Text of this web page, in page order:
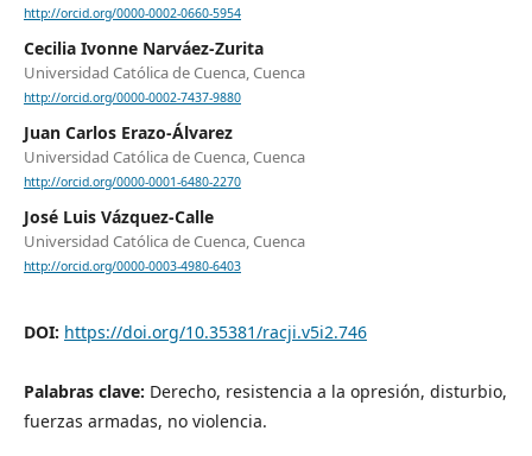
http://orcid.org/0000-0002-0660-5954
Cecilia Ivonne Narváez-Zurita
Universidad Católica de Cuenca, Cuenca
http://orcid.org/0000-0002-7437-9880
Juan Carlos Erazo-Álvarez
Universidad Católica de Cuenca, Cuenca
http://orcid.org/0000-0001-6480-2270
José Luis Vázquez-Calle
Universidad Católica de Cuenca, Cuenca
http://orcid.org/0000-0003-4980-6403
DOI: https://doi.org/10.35381/racji.v5i2.746
Palabras clave: Derecho, resistencia a la opresión, disturbio,
fuerzas armadas, no violencia.